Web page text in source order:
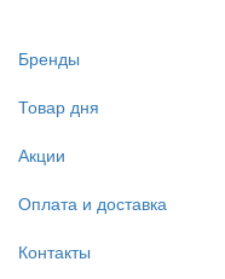
Бренды
Товар дня
Акции
Оплата и доставка
Контакты